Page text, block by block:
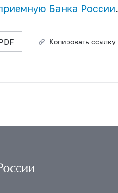
Банка России.
Копировать ссылку